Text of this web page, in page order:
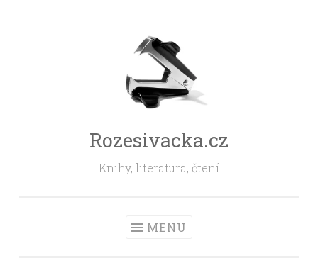
Rozesivacka.cz
Knihy, literatura, čtení
MENU